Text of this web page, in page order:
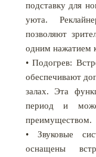
подставку для
уюта.
позволяют
одним нажатием
• Подогрев:
обеспечивают
залах. Эта
период и
преимуществом.
• Звуковые
оснащены